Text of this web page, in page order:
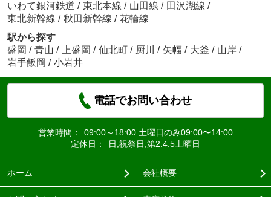
いわて銀河鉄道 / 東北本線 / 山田線 / 田沢湖線 /
東北新幹線 / 秋田新幹線 / 花輪線
駅から探す
盛岡 / 青山 / 上盛岡 / 仙北町 / 厨川 / 矢幅 / 大釜 / 山岸 /
岩手飯岡 / 小岩井
電話でお問い合わせ
営業時間：
09:00～18:00 土曜日のみ09:00〜14:00
定休日：
日,祝祭日,第2.4.5土曜日
ホーム 会社概要